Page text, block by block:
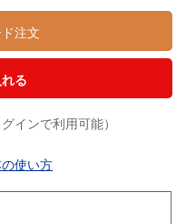
注文
る
インで利用可能）
使い方